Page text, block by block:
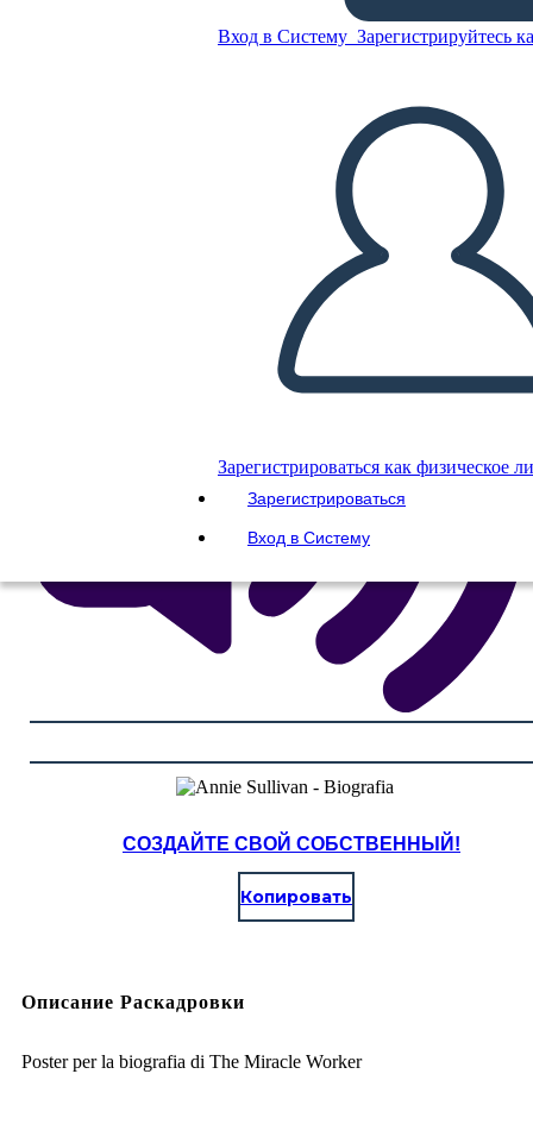
Вход в Систему Зарегистрируйтесь
Зарегистрироваться как физическое
Зарегистрироваться
Вход в Систему
Скопируйте эту раскадровку
СОЗДАТЬ РАСКАДРОВКУ
ВОСПРОИЗВЕСТИ СЛАЙД-ШОУ
ПОЧИТАЙ МНЕ
СОЗДАЙТЕ СВОЙ СОБСТВЕННЫЙ!
Копировать
Описание Раскадровки
Poster per la biografia di The Miracle Worker